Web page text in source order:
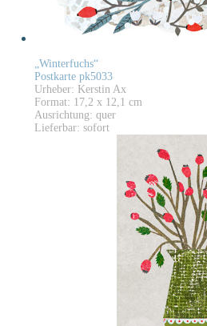
„Winterfuchs“
Postkarte pk5033
Urheber: Kerstin Ax
Format: 17,2 x 12,1 cm
Ausrichtung: quer
Lieferbar: sofort